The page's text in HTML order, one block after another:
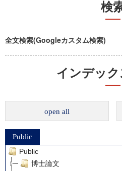
検
全文検索(Googleカスタム検索)
インデッ
open all
Public
Public
博士論文